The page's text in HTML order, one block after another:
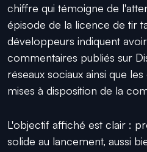
chiffre qui témoigne de
épisode de la licence de tir
développeurs indiquent
commentaires publiés sur
réseaux sociaux ainsi que
mises à disposition de la
L'objectif affiché est clair :
solide au lancement, aussi